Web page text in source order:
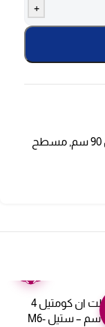
+
, مسطح
سطح غاز بلت ان كومتيل 4
شعلات 60 سم – ستيل M6-